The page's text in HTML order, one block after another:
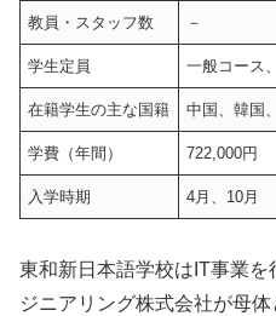
教員・スタッフ数 －
学生定員 一般コース
在籍学生の主な国籍 中国、韓国
学費（年間） 722,000円
入学時期 4月、10月
東和新日本語学校はIT事業
ジニアリング株式会社が母